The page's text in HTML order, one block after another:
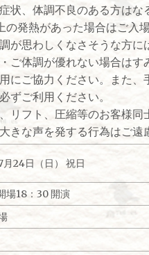
、体調不良のある方はな
発熱があった場合はご入場
が思わしくなさそうな方に
ご体調が優れない場合はす
ご協力ください。また、
ずご利用ください。
フト、圧縮等のお客様同
な声を発する行為はご遠
24日（日） 祝日
場18：30 開演